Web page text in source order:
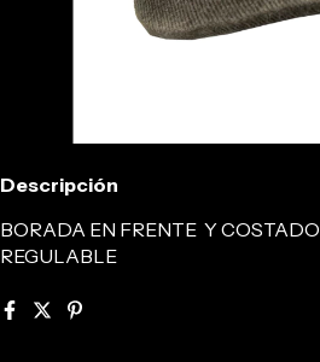
Descripción
BORADA EN FRENTE Y COSTADO
REGULABLE